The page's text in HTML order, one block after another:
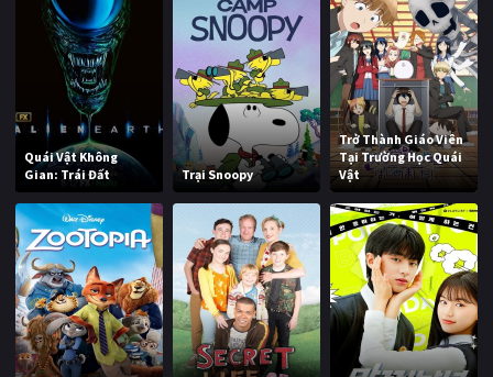
Quái Vật Không
Gian: Trái Đất
Trại Snoopy
Trở Thành Giáo Viên
Tại Trường Học Quái
Vật